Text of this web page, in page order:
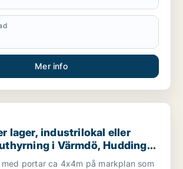
Mer info
industrilokal eller garage för uthyrning i
lager, industrilokal eller
i Värmdö, Huddinge
m.fl.
med portar ca 4x4m på markplan som